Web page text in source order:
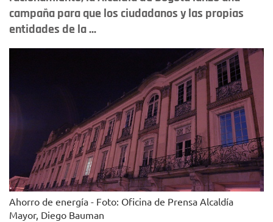
campaña para que los ciudadanos y las propias
entidades de la ...
Ahorro de energía - Foto: Oficina de Prensa Alcaldía
Mayor, Diego Bauman